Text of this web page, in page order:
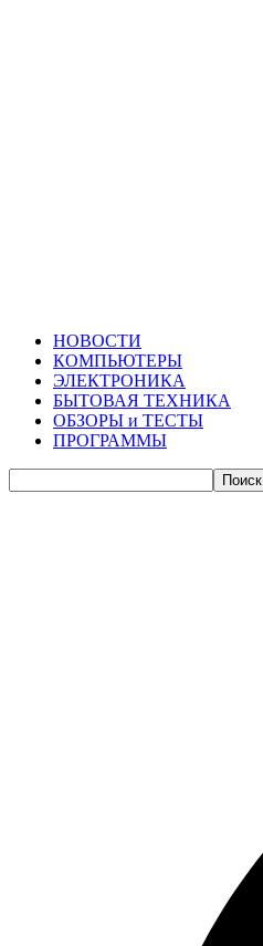
НОВОСТИ
КОМПЬЮТЕРЫ
ЭЛЕКТРОНИКА
БЫТОВАЯ ТЕХНИКА
ОБЗОРЫ и ТЕСТЫ
ПРОГРАММЫ
Поиск